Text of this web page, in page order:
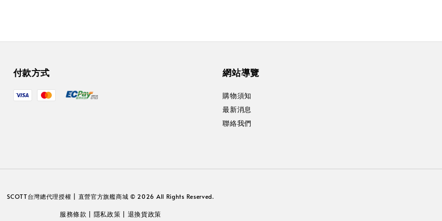
付款方式 網站導覽
購物須知
最新消息
聯絡我們
SCOTT台灣總代理授權 | 直營官方旗艦商城 © 2026 All Rights Reserved.
服務條款 隱私政策 退換貨政策